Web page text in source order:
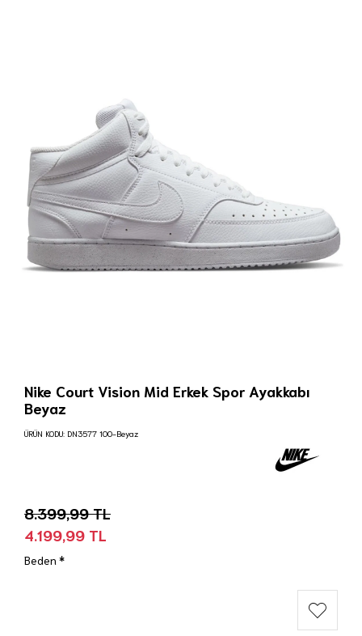
Nike Court Vision Mid Erkek Spor Ayakkabı
Beyaz
4.199,99 TL
8.399,99 TL
ÜRÜN KODU: DN3577 100-Beyaz
Beden